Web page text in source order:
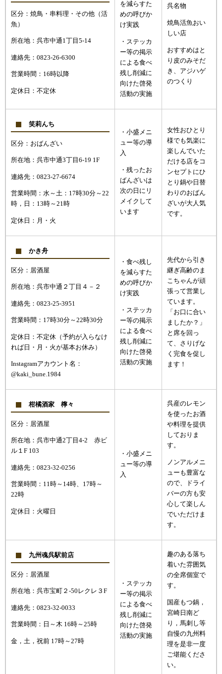
区分：焼鳥・串料理・その他（活
魚）
所在地：呉市中通1丁目5-14
連絡先：0823-26-6300
営業時間：16時以降
定休日：不定休
を減らすた
めの呼びか
け実践
・ステッカ
ー等の掲示
による食べ
残し削減に
向けた啓発
活動の実施
呉名物
焼鳥活魚おい
しい店
おすすめはと
り皮のみそだ
き、アジハゲ
のつくり
笑莉んち
区分：おばんざい
所在地：呉市中通3丁目6-19 1F
連絡先：0823-27-6674
営業時間：水～土：17時30分～22
時，日：13時～21時
定休日：月・火
・小盛メニ
ュー等の導
入
・残ったお
ばんざいは
次の日にリ
メイクして
います
女性おひとり
様でも気楽に
楽しんでいた
だける店をコ
ンセプトにひ
とり鍋や日替
わりのおばん
ざいが大人気
です。
かき舟
区分：居酒屋
所在地：呉市中通２丁目４－２
連絡先：0823-25-3951
営業時間：17時30分～22時30分
定休日：不定休（予約が入らなけ
れば日・月・火が基本お休み）
Instagramアカウント名：
@kaki_bune.1984
・食べ残し
を減らすた
めの呼びか
け実践
・ステッカ
ー等の掲示
による食べ
残し削減に
向けた啓発
活動の実施
先代から引き
継ぎ高齢のま
こちゃんが頑
張って営業し
ています。
「お口に合い
ましたか？」
と席を回っ
て、さりげな
く完食を促し
ます！
柑橘酒家 檸々
区分：居酒屋
所在地：呉市中通2丁目4-2 赤ビ
ル１F 103
連絡先：0823-32-0256
営業時間：11時～14時、17時～
22時
定休日：火曜日
​・小盛メニ
ュー等の導
入
呉産のレモン
を使ったお酒
や料理を提供
しておりま
す。
ノンアルメニ
ューも豊富な
ので、ドライ
バーの方も安
心して楽しん
でいただけま
す。
九州魂呉駅前店
区分：居酒屋
所在地：呉市宝町２-50レクレ３F
連絡先：0823-32-0033
営業時間：日～木 16時～25時
金，土，祝前 17時～27時
・ステッカ
ー等の掲示
による食べ
残し削減に
向けた啓発
活動の実施
趣のある落ち
着いた雰囲気
の全席個室で
す。
国産もつ鍋，
宮崎日南ど
り，馬刺し等
自慢の九州料
理を是非一度
ご堪能くださ
い。